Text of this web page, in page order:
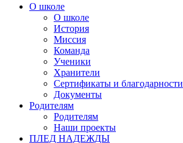
О школе
О школе
История
Миссия
Команда
Ученики
Хранители
Сертификаты и благодарности
Документы
Родителям
Родителям
Наши проекты
ПЛЕД НАДЕЖДЫ